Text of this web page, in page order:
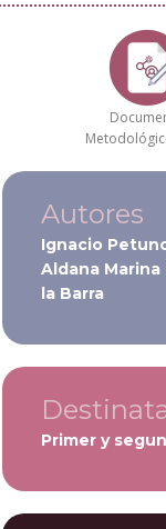
Autores
Ignacio
Aldana Marina
la Barra
Primer y